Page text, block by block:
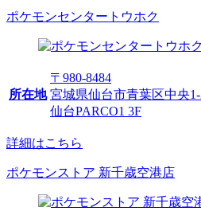
ポケモンセンタートウホク
所在地
〒980-8484
宮城県仙台市青葉区中央
仙台PARCO1 3F
詳細はこちら
ポケモンストア 新千歳空港店